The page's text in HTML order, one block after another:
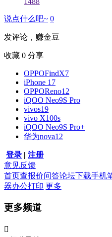
说点什么吧~ 0
发评论，赚金豆
收藏 0 分享
OPPOFindX7
iPhone 17
OPPOReno12
iQOO Neo9S Pro
vivos19
vivo X100s
iQOO Neo9S Pro+
华为nova12
登录 | 注册
意见反馈
首页查报价问答论坛下载手机
器办公打印 更多
更多频道
